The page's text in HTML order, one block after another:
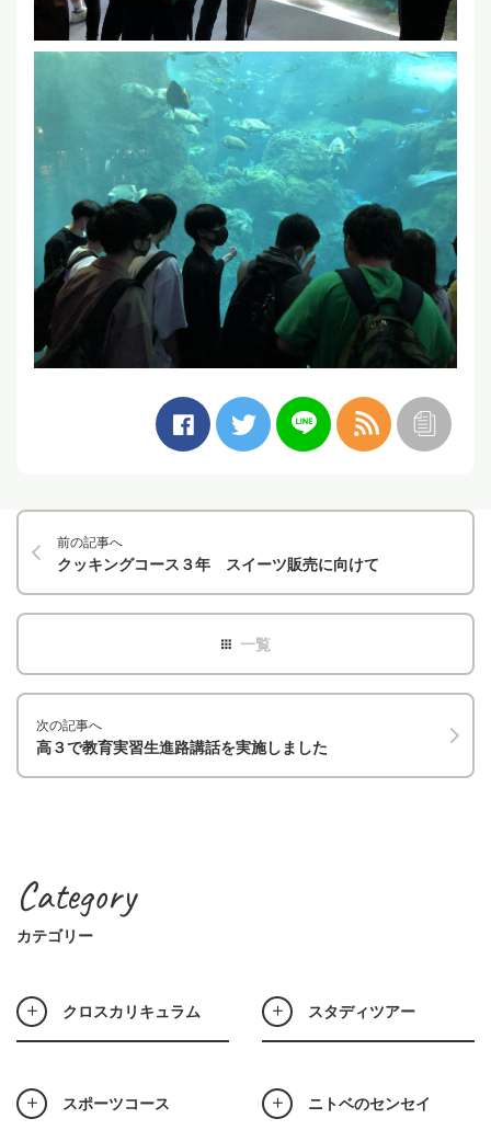
前の記事へ
クッキングコース３年 スイーツ販売に向けて
次の記事へ
高３で教育実習生進路講話を実施しました
Category
カテゴリー
クロスカリキュラム スタディツアー
スポーツコース ニトベのセンセイ